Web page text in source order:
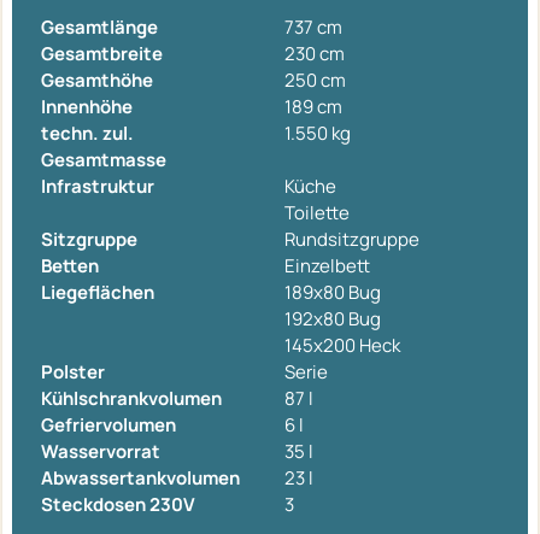
Gesamtlänge
737 cm
Gesamtbreite
230 cm
Gesamthöhe
250 cm
Innenhöhe
189 cm
techn. zul.
Gesamtmasse
1.550 kg
Infrastruktur
Küche
Toilette
Sitzgruppe
Rundsitzgruppe
Betten
Einzelbett
Liegeflächen
189x80 Bug
192x80 Bug
145x200 Heck
Polster
Serie
Kühlschrankvolumen
87 l
Gefriervolumen
6 l
Wasservorrat
35 l
Abwassertankvolumen
23 l
Steckdosen 230V
3